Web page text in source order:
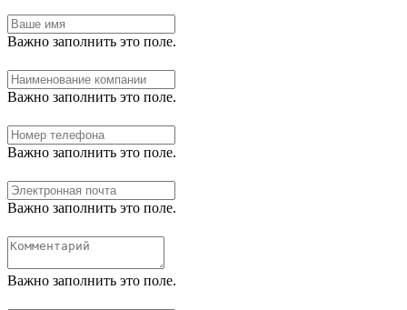
Важно заполнить это поле.
Важно заполнить это поле.
Важно заполнить это поле.
Важно заполнить это поле.
Важно заполнить это поле.